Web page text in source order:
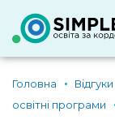
Головна
освітні програми